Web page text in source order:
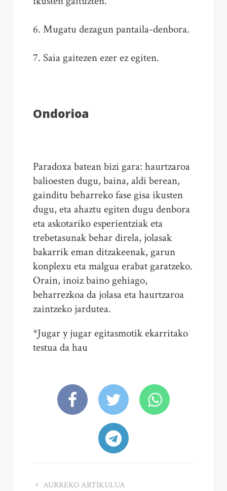
6. Mugatu dezagun pantaila-denbora.
7. Saia gaitezen ezer ez egiten.
Ondorioa
Paradoxa batean bizi gara: haurtzaroa
balioesten dugu, baina, aldi berean,
gainditu beharreko fase gisa ikusten
dugu, eta ahaztu egiten dugu denbora
eta askotariko esperientziak eta
trebetasunak behar direla, jolasak
bakarrik eman ditzakeenak, garun
konplexu eta malgua erabat garatzeko.
Orain, inoiz baino gehiago,
beharrezkoa da jolasa eta haurtzaroa
zaintzeko jardutea.
*Jugar y jugar egitasmotik ekarritako
testua da hau
AURREKO ARTIKULUA